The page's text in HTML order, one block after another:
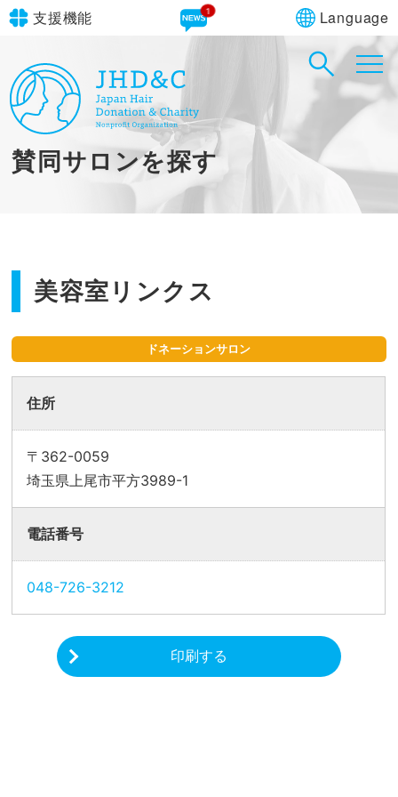
支援機能
文字サイズ 標準
青 黒
やさしいにほんご
1 Language
in simple English
賛同サロンを探す
美容室リンクス
ドネーションサロン
住所
〒362-0059
埼玉県上尾市平方3989-1
電話番号
048-726-3212
印刷する